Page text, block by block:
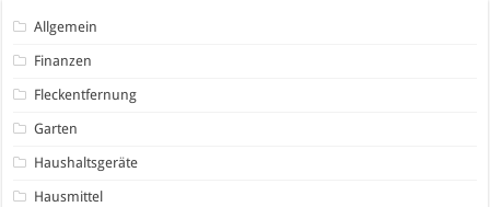
Allgemein
Finanzen
Fleckentfernung
Garten
Haushaltsgeräte
Hausmittel